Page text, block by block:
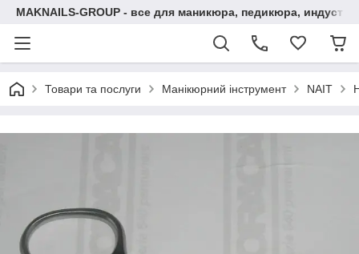
MAKNAILS-GROUP - все для маникюра, педикюра,
Товари та послуги Манікюрний інструмент NAIT